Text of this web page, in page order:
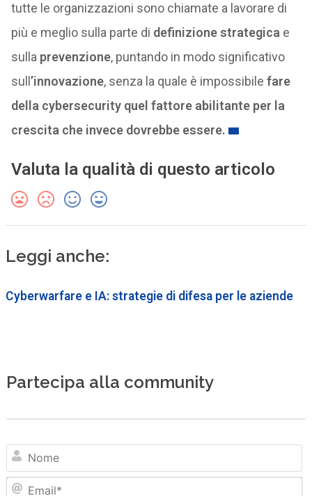
tutte le organizzazioni sono chiamate a lavorare di
più e meglio sulla parte di definizione strategica e
sulla prevenzione, puntando in modo significativo
sull ’innovazione, senza la quale è impossibile fare
della cybersecurity quel fattore abilitante per la
crescita che invece dovrebbe essere.
Valuta la qualità di questo articolo
Leggi anche:
Cyberwarfare e IA: strategie di difesa per le aziende
Partecipa alla community